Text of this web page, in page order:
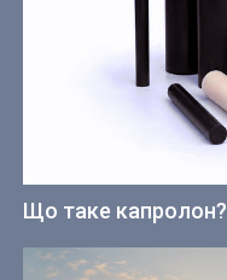
Що таке капролон?